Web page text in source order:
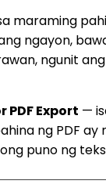
maraming
ngayon,
ngunit
PDF Export —
ng PDF
puno ng